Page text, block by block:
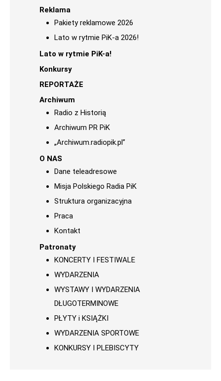
Reklama
Pakiety reklamowe 2026
Lato w rytmie PiK-a 2026!
Lato w rytmie PiK-a!
Konkursy
REPORTAŻE
Archiwum
Radio z Historią
Archiwum PR PiK
„Archiwum.radiopik.pl”
O NAS
Dane teleadresowe
Misja Polskiego Radia PiK
Struktura organizacyjna
Praca
Kontakt
Patronaty
KONCERTY I FESTIWALE
WYDARZENIA
WYSTAWY I WYDARZENIA
DŁUGOTERMINOWE
PŁYTY i KSIĄŻKI
WYDARZENIA SPORTOWE
KONKURSY I PLEBISCYTY